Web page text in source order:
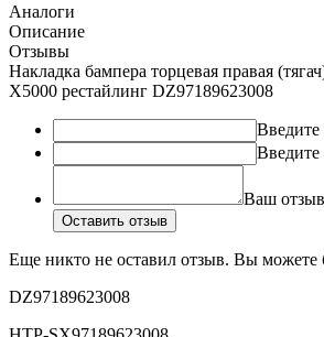
Аналоги
Описание
Отзывы
Накладка бампера торцевая правая
X5000 рестайлинг DZ97189623008
Введите
Ваш отзыв
Оставить отзыв
Еще никто не оставил отзыв. Вы
DZ97189623008